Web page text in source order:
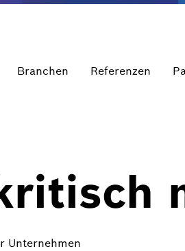
Branchen Referenzen
Unternehmen